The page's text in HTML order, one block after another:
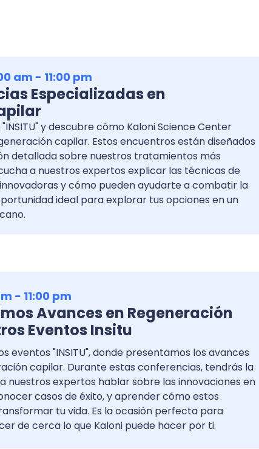
am - 11:00 pm
Especializadas en
y descubre cómo Kaloni Science Center
capilar. Estos encuentros están diseñados
detallada sobre nuestros tratamientos más
a nuestros expertos explicar las técnicas de
y cómo pueden ayudarte a combatir la
ideal para explorar tus opciones en un
- 11:00 pm
Avances en Regeneración
Eventos Insitu
eventos "INSITU", donde presentamos los avances
capilar. Durante estas conferencias, tendrás la
nuestros expertos hablar sobre las innovaciones en
casos de éxito, y aprender cómo estos
tu vida. Es la ocasión perfecta para
de cerca lo que Kaloni puede hacer por ti.